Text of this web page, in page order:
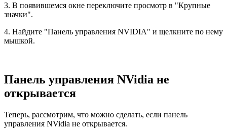
3. В появившемся окне переключите просмотр в "Крупные
значки".
4. Найдите "Панель управления NVIDIA" и щелкните по нему
мышкой.
Панель управления NVidia не
открывается
Теперь, рассмотрим, что можно сделать, если панель
управления NVidia не открывается.